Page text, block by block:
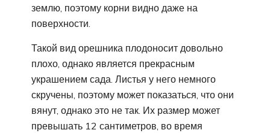
землю, поэтому корни видно даже на
поверхности.
Такой вид орешника плодоносит довольно
плохо, однако является прекрасным
украшением сада. Листья у него немного
скручены, поэтому может показаться, что они
вянут, однако это не так. Их размер может
превышать 12 сантиметров, во время